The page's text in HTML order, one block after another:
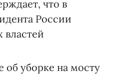
что в
России
властей
об уборке на мосту